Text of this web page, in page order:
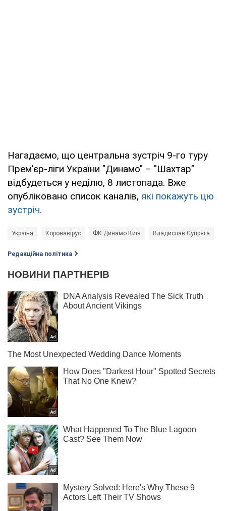
Нагадаємо, що центральна зустріч 9-го туру
Прем'єр-ліги України "Динамо" – "Шахтар"
відбудеться у неділю, 8 листопада. Вже
опубліковано список каналів, які покажуть цю
зустріч.
Україна Коронавірус ФК Динамо Київ Владислав Супряга
Редакційна політика